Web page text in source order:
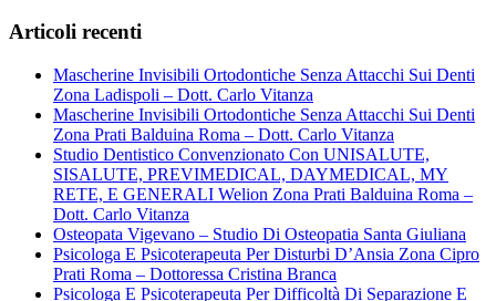
Articoli recenti
Mascherine Invisibili Ortodontiche Senza Attacchi Sui Denti
Zona Ladispoli – Dott. Carlo Vitanza
Mascherine Invisibili Ortodontiche Senza Attacchi Sui Denti
Zona Prati Balduina Roma – Dott. Carlo Vitanza
Studio Dentistico Convenzionato Con UNISALUTE,
SISALUTE, PREVIMEDICAL, DAYMEDICAL, MY
RETE, E GENERALI Welion Zona Prati Balduina Roma –
Dott. Carlo Vitanza
Osteopata Vigevano – Studio Di Osteopatia Santa Giuliana
Psicologa E Psicoterapeuta Per Disturbi D’Ansia Zona Cipro
Prati Roma – Dottoressa Cristina Branca
Psicologa E Psicoterapeuta Per Difficoltà Di Separazione E